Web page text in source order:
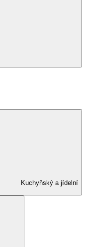
Kuchyňský a jídelní